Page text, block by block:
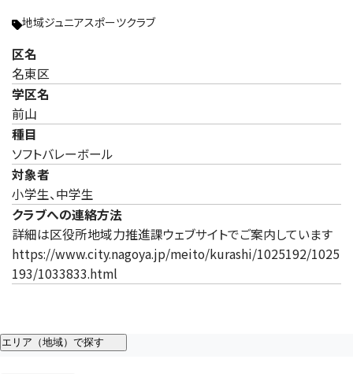
地域ジュニアスポーツクラブ
区名
名東区
学区名
前山
種目
ソフトバレーボール
対象者
小学生、中学生
クラブへの連絡方法
詳細は区役所地域力推進課ウェブサイトでご案内しています
https://www.city.nagoya.jp/meito/kurashi/1025192/1025
193/1033833.html
エリア（地域）で探す